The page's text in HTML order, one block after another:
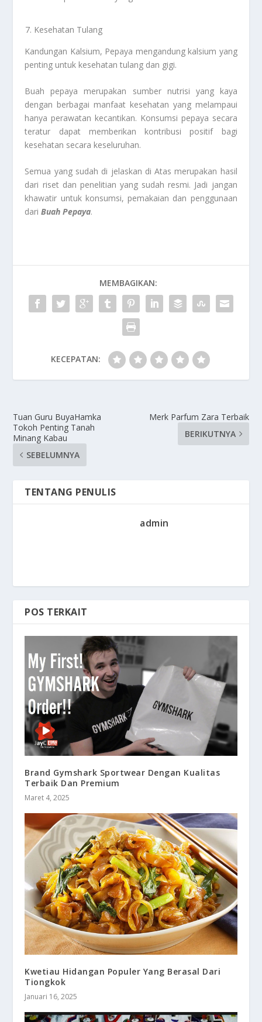
Kesehatan Tulang
Kandungan Kalsium, Pepaya mengandung kalsium yang
penting untuk kesehatan tulang dan gigi.
Buah pepaya merupakan sumber nutrisi yang kaya
dengan berbagai manfaat kesehatan yang melampaui
hanya perawatan kecantikan. Konsumsi pepaya secara
teratur dapat memberikan kontribusi positif bagi
kesehatan secara keseluruhan.
Semua yang sudah di jelaskan di Atas merupakan hasil
dari riset dan penelitian yang sudah resmi. Jadi jangan
khawatir untuk konsumsi, pemakaian dan penggunaan
dariBuah Pepaya.
MEMBAGIKAN:
KECEPATAN:
Tuan Guru BuyaHamka
Tokoh Penting Tanah
Minang Kabau
SEBELUMNYA
Merk Parfum Zara Terbaik
BERIKUTNYA
TENTANG PENULIS
admin
POS TERKAIT
Brand Gymshark Sportwear Dengan Kualitas
Terbaik Dan Premium
Maret 4, 2025
Kwetiau Hidangan Populer Yang Berasal Dari
Tiongkok
Januari 16, 2025